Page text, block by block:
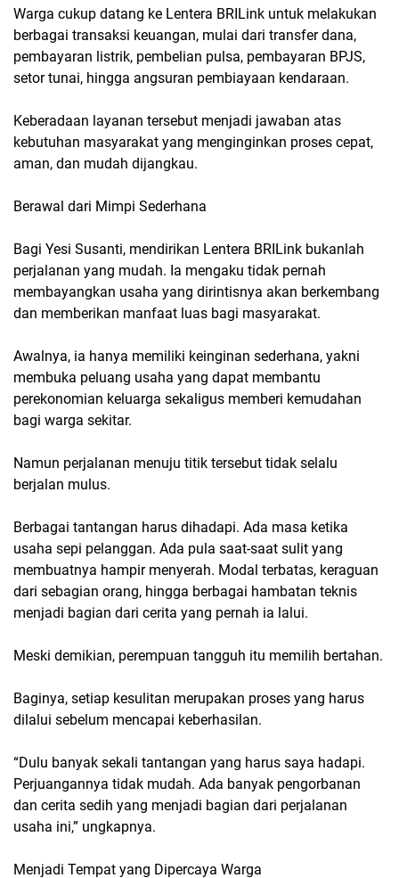
Warga cukup datang ke Lentera BRILink untuk melakukan
berbagai transaksi keuangan, mulai dari transfer dana,
pembayaran listrik, pembelian pulsa, pembayaran BPJS,
setor tunai, hingga angsuran pembiayaan kendaraan.
Keberadaan layanan tersebut menjadi jawaban atas
kebutuhan masyarakat yang menginginkan proses cepat,
aman, dan mudah dijangkau.
Berawal dari Mimpi Sederhana
Bagi Yesi Susanti, mendirikan Lentera BRILink bukanlah
perjalanan yang mudah. Ia mengaku tidak pernah
membayangkan usaha yang dirintisnya akan berkembang
dan memberikan manfaat luas bagi masyarakat.
Awalnya, ia hanya memiliki keinginan sederhana, yakni
membuka peluang usaha yang dapat membantu
perekonomian keluarga sekaligus memberi kemudahan
bagi warga sekitar.
Namun perjalanan menuju titik tersebut tidak selalu
berjalan mulus.
Berbagai tantangan harus dihadapi. Ada masa ketika
usaha sepi pelanggan. Ada pula saat-saat sulit yang
membuatnya hampir menyerah. Modal terbatas, keraguan
dari sebagian orang, hingga berbagai hambatan teknis
menjadi bagian dari cerita yang pernah ia lalui.
Meski demikian, perempuan tangguh itu memilih bertahan.
Baginya, setiap kesulitan merupakan proses yang harus
dilalui sebelum mencapai keberhasilan.
“Dulu banyak sekali tantangan yang harus saya hadapi.
Perjuangannya tidak mudah. Ada banyak pengorbanan
dan cerita sedih yang menjadi bagian dari perjalanan
usaha ini,” ungkapnya.
Menjadi Tempat yang Dipercaya Warga